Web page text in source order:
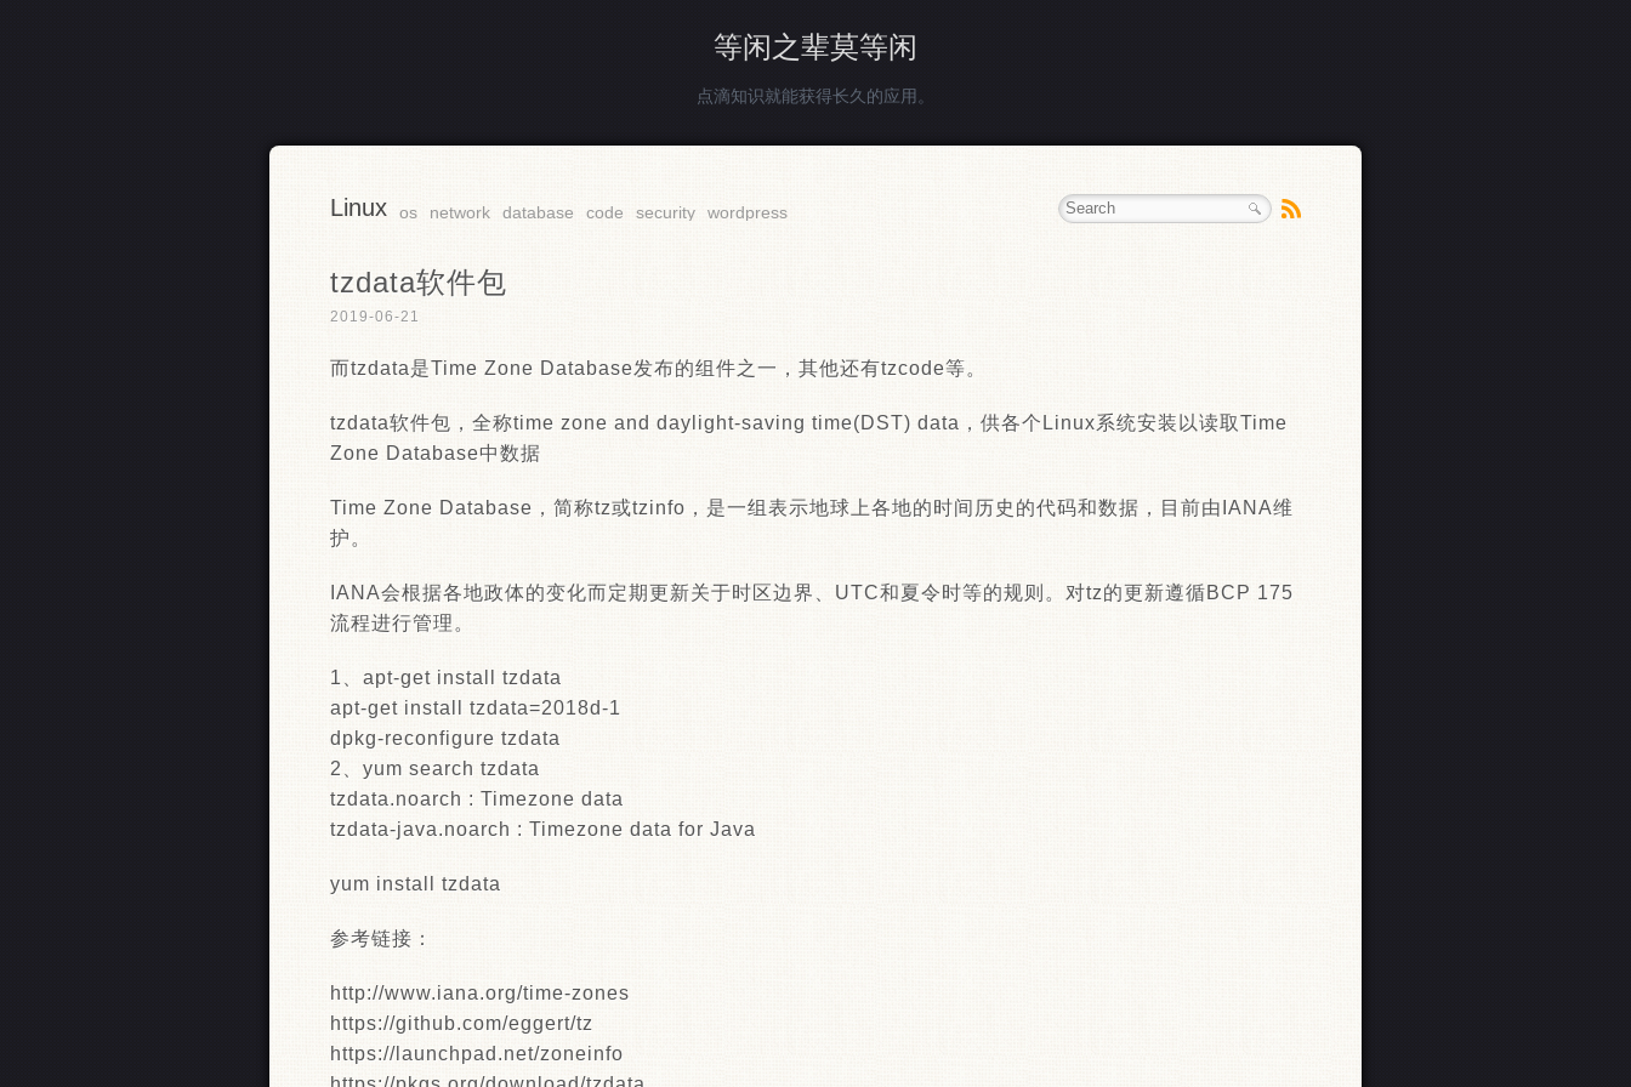
等闲之辈莫等闲
点滴知识就能获得长久的应用。
Linux os network database code security wordpress
tzdata软件包
2019-06-21
而tzdata是Time Zone Database发布的组件之一，其他还有tzcode等。
tzdata软件包，全称time zone and daylight-saving time(DST) data，供各个Linux系统安装以读取Time
Zone Database中数据
Time Zone Database，简称tz或tzinfo，是一组表示地球上各地的时间历史的代码和数据，目前由IANA维
护。
IANA会根据各地政体的变化而定期更新关于时区边界、UTC和夏令时等的规则。对tz的更新遵循BCP 175
流程进行管理。
1、apt-get install tzdata
apt-get install tzdata=2018d-1
dpkg-reconfigure tzdata
2、yum search tzdata
tzdata.noarch : Timezone data
tzdata-java.noarch : Timezone data for Java
yum install tzdata
参考链接：
http://www.iana.org/time-zones
https://github.com/eggert/tz
https://launchpad.net/zoneinfo